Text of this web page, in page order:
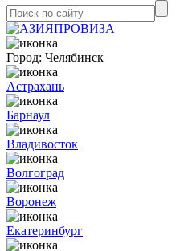
Город: Челябинск
Астрахань
Барнаул
Владивосток
Волгоград
Воронеж
Екатеринбург